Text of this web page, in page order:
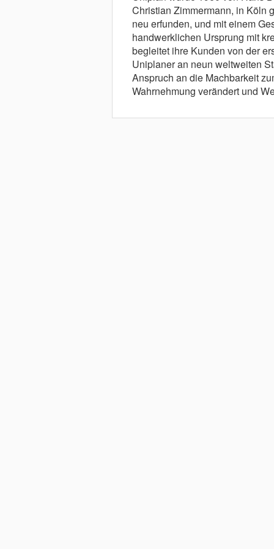
Christian Zimmermann, in Köln
neu erfunden, und mit einem
handwerklichen Ursprung mit
begleitet ihre Kunden von der
Uniplaner an neun weltweiten
Anspruch an die Machbarkeit
Wahrnehmung verändert und